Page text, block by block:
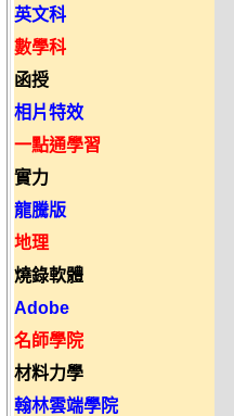
英文科
數學科
函授
相片特效
一點通學習
實力
龍騰版
地理
燒錄軟體
Adobe
名師學院
材料力學
翰林雲端學院